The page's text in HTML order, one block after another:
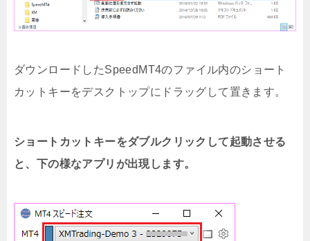
ダウンロードしたSpeedMT4のファイル内のショート
カットキーをデスクトップにドラッグして置きます。
ショートカットキーをダブルクリックして起動させる
と、下の様なアプリが出現します。